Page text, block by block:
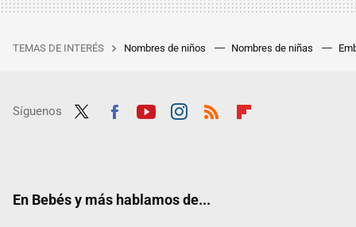
TEMAS DE INTERÉS Nombres de niños Nombres de niñas
Síguenos
En Bebés y más hablamos de...